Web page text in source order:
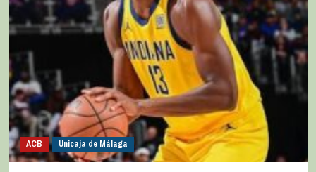
ACB Unicaja de Málaga